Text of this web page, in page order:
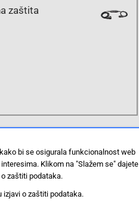
zaštita
bi se osigurala funkcionalnost web
Klikom na "Slažem se" dajete
zaštiti podataka.
izjavi o zaštiti podataka.